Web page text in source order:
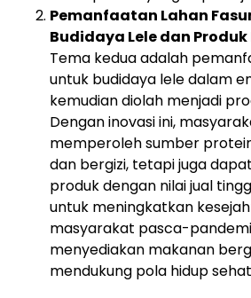
Pemanfaatan Lahan
Budidaya Lele dan Produk
Tema kedua adalah
untuk budidaya lele dalam
kemudian diolah menjadi
Dengan inovasi ini,
memperoleh sumber
dan bergizi, tetapi juga
produk dengan nilai jual
untuk meningkatkan
masyarakat pasca-
menyediakan makanan
mendukung pola hidup